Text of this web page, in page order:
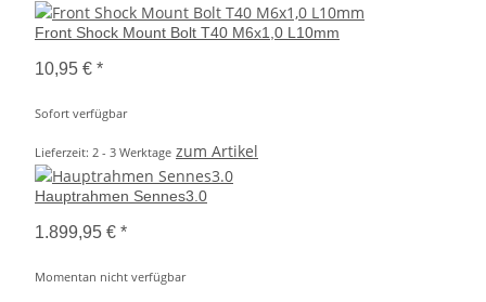
Front Shock Mount Bolt T40 M6x1,0 L10mm
10,95 € *
Sofort verfügbar
Lieferzeit: 2 - 3 Werktage zum Artikel
Hauptrahmen Sennes3.0
1.899,95 € *
Momentan nicht verfügbar